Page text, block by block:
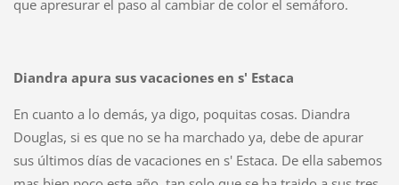
que apresurar el paso al cambiar de color el semáforo.
Diandra apura sus vacaciones en s' Estaca
En cuanto a lo demás, ya digo, poquitas cosas. Diandra
Douglas, si es que no se ha marchado ya, debe de apurar
sus últimos días de vacaciones en s' Estaca. De ella sabemos